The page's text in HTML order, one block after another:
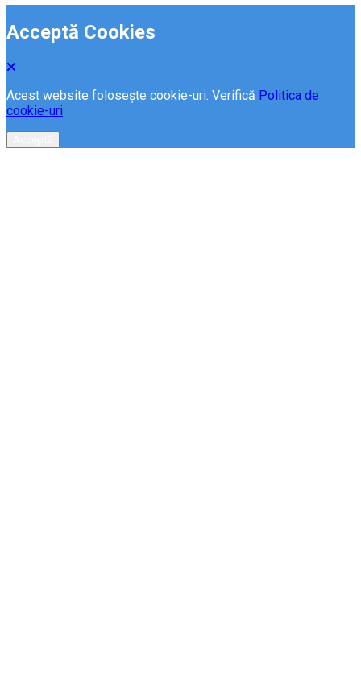
Acceptă Cookies
Acest website folosește cookie-uri. Verifică Politica de
cookie-uri